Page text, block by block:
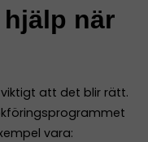
när
att det blir rätt.
vara: